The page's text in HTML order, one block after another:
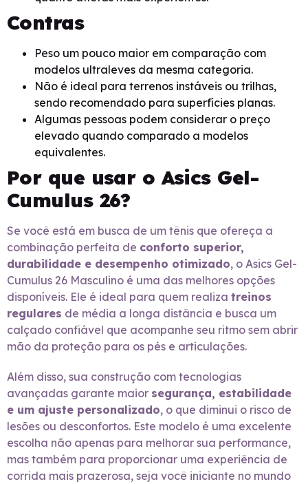
Contras
Peso um pouco maior em comparação com
modelos ultraleves da mesma categoria.
Não é ideal para terrenos instáveis ou trilhas,
sendo recomendado para superfícies planas.
Algumas pessoas podem considerar o preço
elevado quando comparado a modelos
equivalentes.
Por que usar o Asics Gel-
Cumulus 26?
Se você está em busca de um tênis que ofereça a
combinação perfeita de conforto superior,
durabilidade e desempenho otimizado, o Asics Gel-
Cumulus 26 Masculino é uma das melhores opções
disponíveis. Ele é ideal para quem realiza treinos
regulares de média a longa distância e busca um
calçado confiável que acompanhe seu ritmo sem abrir
mão da proteção para os pés e articulações.
Além disso, sua construção com tecnologias
avançadas garante maior segurança, estabilidade
e um ajuste personalizado, o que diminui o risco de
lesões ou desconfortos. Este modelo é uma excelente
escolha não apenas para melhorar sua performance,
mas também para proporcionar uma experiência de
corrida mais prazerosa, seja você iniciante no mundo